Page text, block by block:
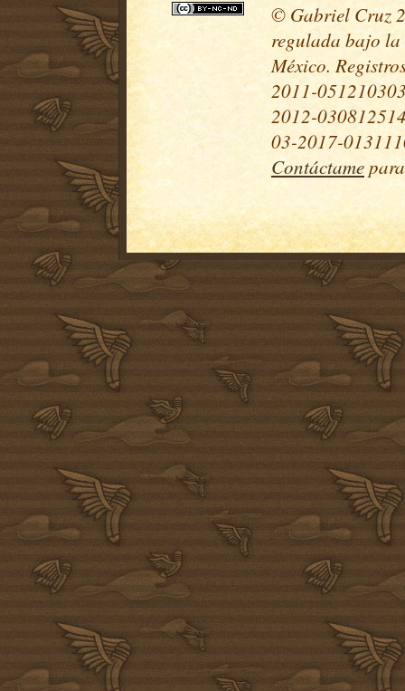
© Gabriel Cruz
regulada bajo la
México.
2011-
2012-
03-2017-
Contáctame